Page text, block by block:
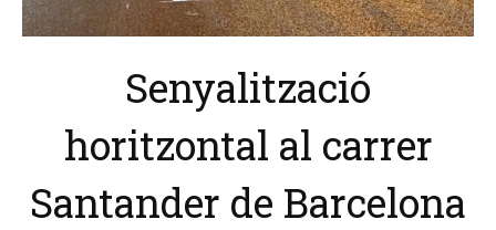
Senyalització
horitzontal al carrer
Santander de Barcelona